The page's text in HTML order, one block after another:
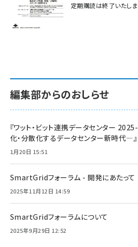
定期購読は終了いたし
編集部からのおしらせ
『ワット・ビット連携データセンター
化・分散化するデータセンター新時代―』
1月20日 15:51
SmartGridフォーラム - 開発にあたっ
2025年11月12日 14:59
SmartGridフォーラムについて
2025年9月29日 12:52